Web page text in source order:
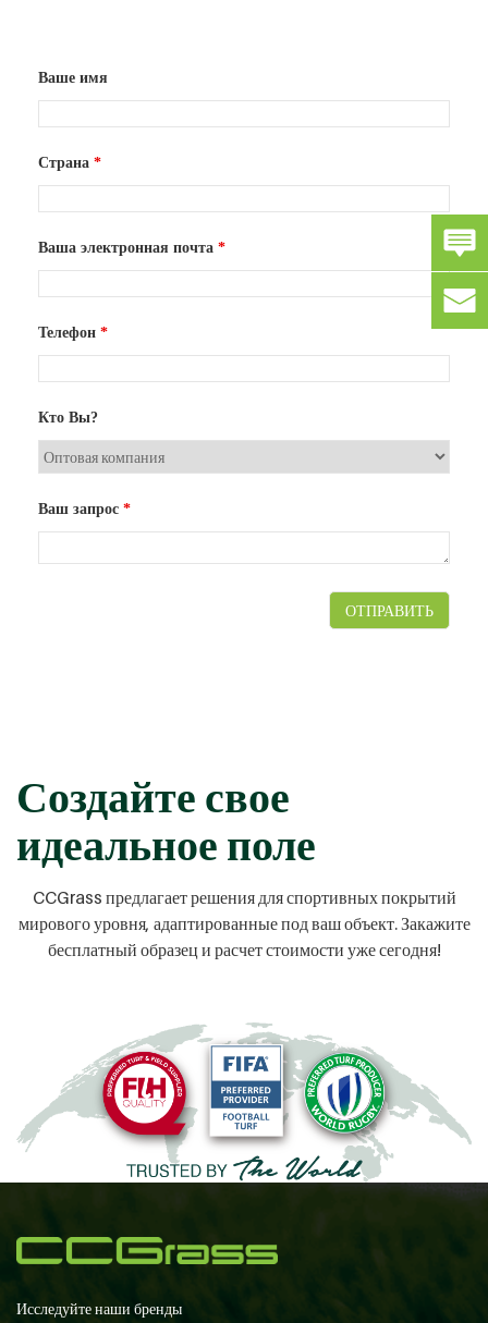
Ваше имя
Страна *
Ваша электронная почта *
Телефон *
Кто Вы?
Ваш запрос *
Создайте свое
идеальное поле
CCGrass предлагает решения для спортивных покрытий
мирового уровня, адаптированные под ваш объект. Закажите
бесплатный образец и расчет стоимости уже сегодня!
Исследуйте наши бренды